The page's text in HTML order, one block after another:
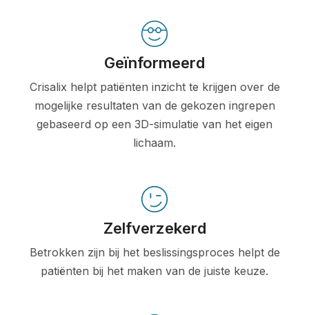
Geïnformeerd
Crisalix helpt patiënten inzicht te krijgen over de
mogelijke resultaten van de gekozen ingrepen
gebaseerd op een 3D-simulatie van het eigen
lichaam.
Zelfverzekerd
Betrokken zijn bij het beslissingsproces helpt de
patiënten bij het maken van de juiste keuze.